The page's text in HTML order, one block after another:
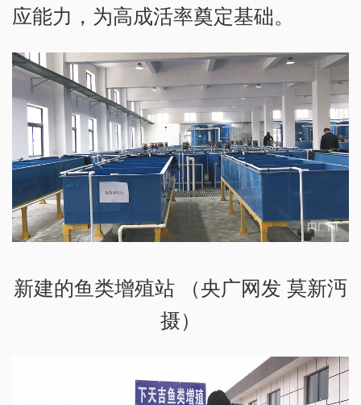
应能力，为高成活率奠定基础。
新建的鱼类增殖站 （央广网发 莫新沔
摄）